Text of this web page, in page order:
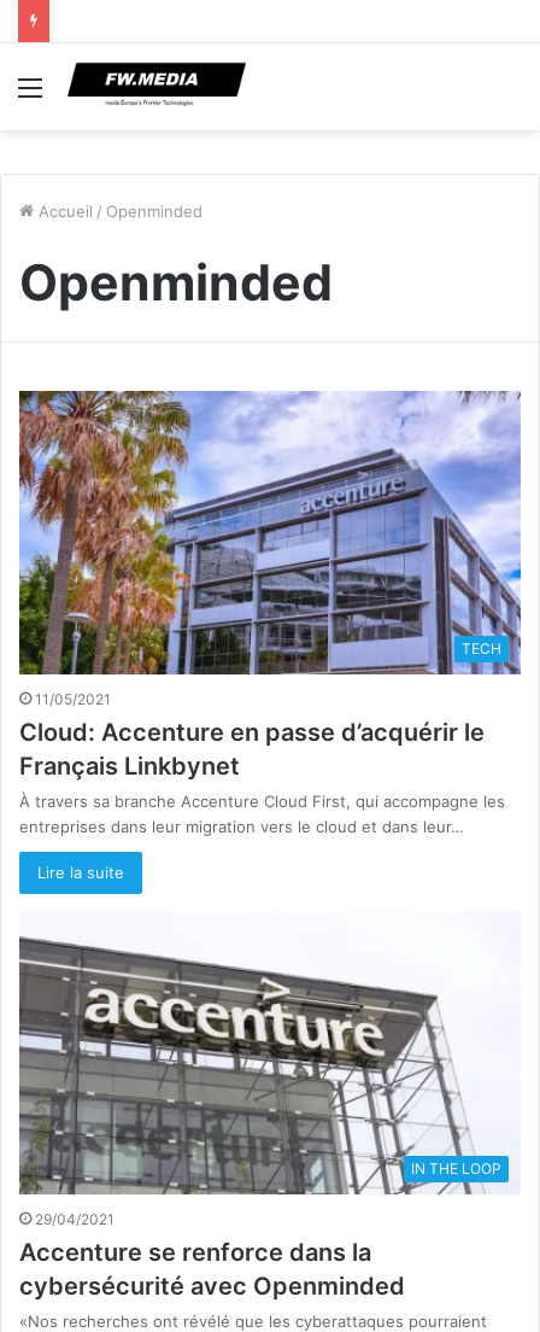
Menu
Accueil / Openminded
Openminded
TECH
11/05/2021
Cloud: Accenture en passe d’acquérir le
Français Linkbynet
À travers sa branche Accenture Cloud First, qui accompagne les
entreprises dans leur migration vers le cloud et dans leur…
Lire la suite
IN THE LOOP
29/04/2021
Accenture se renforce dans la
cybersécurité avec Openminded
«Nos recherches ont révélé que les cyberattaques pourraient